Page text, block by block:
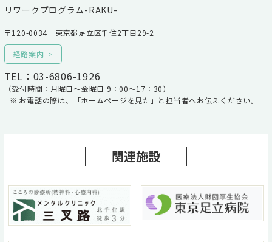
リワークプログラム-RAKU-
〒120-0034 東京都足立区千住2丁目29-2
経路案内
TEL：03-6806-1926
（受付時間：月曜日～金曜日 9：00～17：30）
お電話の際は、「ホームページを見た」と担当者へお伝えください。
関連施設